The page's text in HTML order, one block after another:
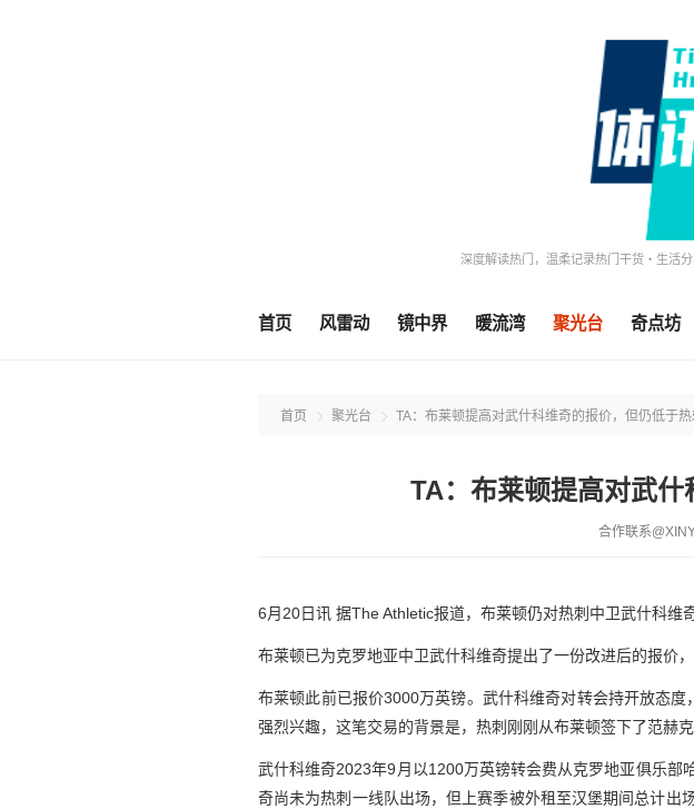
深度解读热门，温柔记录热门干货・生活
首页 风雷动 镜中界 暖流湾 聚光台 奇点坊
首页 聚光台 TA：布莱顿提高对武什科维奇的报价，但仍低于
TA：布莱顿提高对武
合作联系
6月20日讯 据The Athletic报道，布莱顿仍对热刺中卫武什科维
布莱顿已为克罗地亚中卫武什科维奇提出了一份改进后的报价
布莱顿此前已报价3000万英镑。武什科维奇对转会持开放态
强烈兴趣，这笔交易的背景是，热刺刚刚从布莱顿签下了范赫克
武什科维奇2023年9月以1200万英镑转会费从克罗地亚俱乐
奇尚未为热刺一线队出场，但上赛季被外租至汉堡期间总计